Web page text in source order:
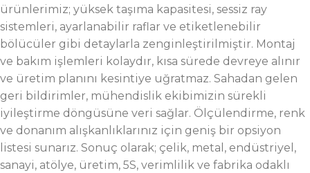
ürünlerimiz; yüksek taşıma kapasitesi, sessiz ray
sistemleri, ayarlanabilir raflar ve etiketlenebilir
bölücüler gibi detaylarla zenginleştirilmiştir. Montaj
ve bakım işlemleri kolaydır, kısa sürede devreye alınır
ve üretim planını kesintiye uğratmaz. Sahadan gelen
geri bildirimler, mühendislik ekibimizin sürekli
iyileştirme döngüsüne veri sağlar. Ölçülendirme, renk
ve donanım alışkanlıklarınız için geniş bir opsiyon
listesi sunarız. Sonuç olarak; çelik, metal, endüstriyel,
sanayi, atölye, üretim, 5S, verimlilik ve fabrika odaklı